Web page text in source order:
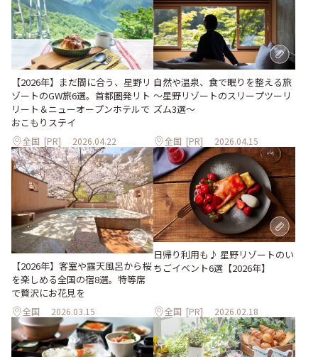
【2026年】まだ間に合う、星野リ
ゾートのGW旅6選。首都圏発リト
リート＆ニューオープンホテルで
おこもりステイ
全国 [PR] 2026.04.22
自然や温泉、食で眠りを整える旅
～星野リゾートのスリープツーリ
ズム3選～
全国 [PR] 2026.04.15
【2026年】客室や露天風呂から桜
を楽しめる全国の宿8選。特等席
で贅沢にお花見を
全国 2026.03.15
日帰り利用も♪ 星野リゾートのい
ちごイベント6選【2026年】
全国 [PR] 2026.02.18